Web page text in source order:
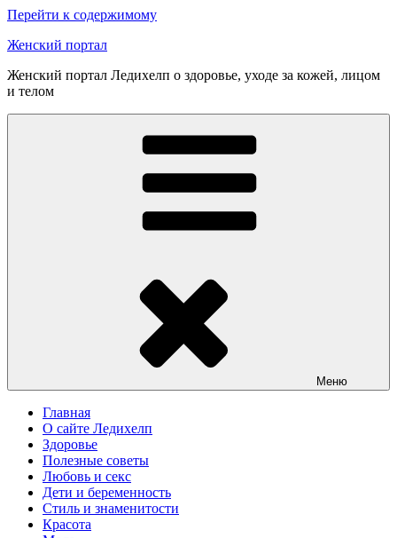
Перейти к содержимому
Женский портал
Женский портал Ледихелп о здоровье, уходе за кожей, лицом
и телом
Меню
Главная
О сайте Ледихелп
Здоровье
Полезные советы
Любовь и секс
Дети и беременность
Стиль и знаменитости
Красота